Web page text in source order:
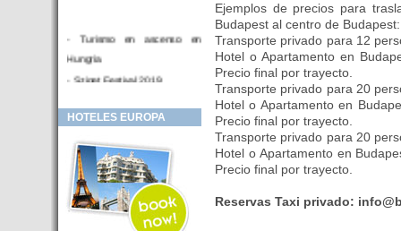
- Turismo en ascenso en
Hungria
- Sziget Festival 2019
Hotel en venta en zona PRIME
- Inversor para hotel
- Hotel en venta Budapest
- Budapest y Cracovia, las
ciudades de moda en 2018
HOTELES EUROPA
Ejemplos de precios para
Budapest al centro de Budapest:
Transporte privado para 12
Hotel o Apartamento en
Precio final por trayecto.
Transporte privado para 20
Hotel o Apartamento en
Precio final por trayecto.
Transporte privado para 20
Hotel o Apartamento en
Precio final por trayecto.
Reservas Taxi privado: